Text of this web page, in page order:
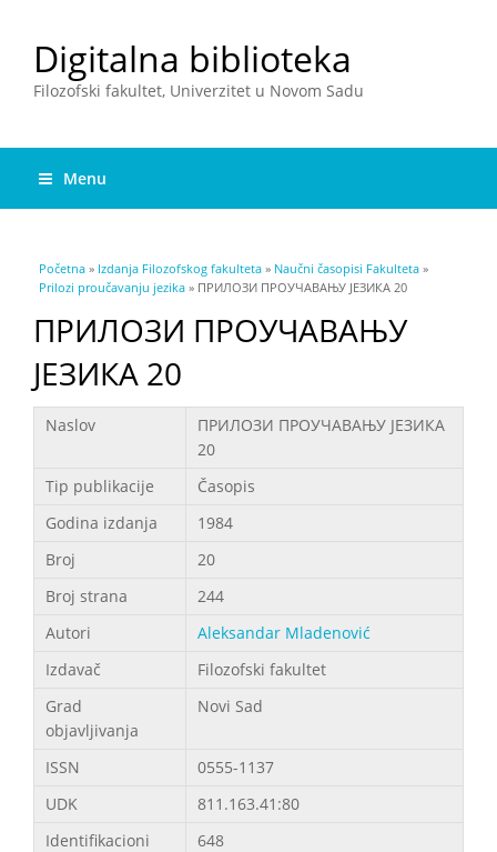
Digitalna biblioteka
Filozofski fakultet, Univerzitet u Novom Sadu
Menu
You are here
Početna » Izdanja Filozofskog fakulteta » Naučni časopisi Fakulteta »
Prilozi proučavanju jezika » ПРИЛОЗИ ПРОУЧАВАЊУ ЈЕЗИКА 20
ПРИЛОЗИ ПРОУЧАВАЊУ
ЈЕЗИКА 20
Podaci
Naslov
ПРИЛОЗИ ПРОУЧАВАЊУ ЈЕЗИКА
20
Tip publikacije
Časopis
Godina izdanja
1984
Broj
20
Broj strana
244
Autori
Aleksandar Mladenović
Izdavač
Filozofski fakultet
Grad
objavljivanja
Novi Sad
ISSN
0555-1137
UDK
811.163.41:80
Identifikacioni
648